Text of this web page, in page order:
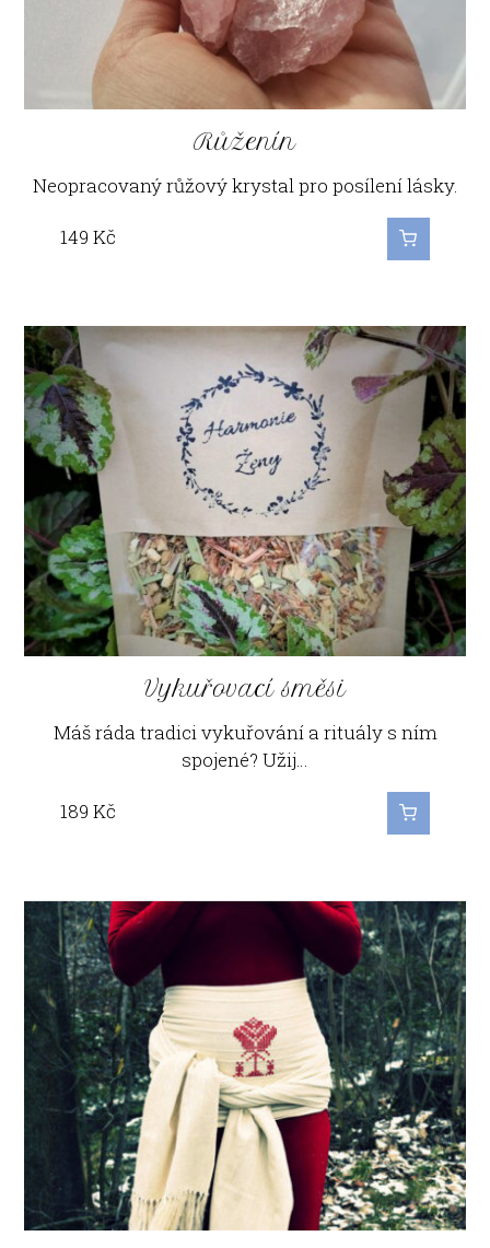
Růženín
Neopracovaný růžový krystal pro posílení lásky.
149 Kč
Vykuřovací směsi
Máš ráda tradici vykuřování a rituály s ním
spojené? Užij…
189 Kč